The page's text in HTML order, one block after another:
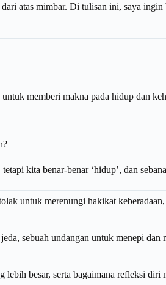
atas mimbar. Di tulisan ini, saya ingin
memberi makna pada hidup dan
kita benar-benar ‘hidup’, dan
untuk merenungi hakikat
sebuah undangan untuk menepi
besar, serta bagaimana refleksi